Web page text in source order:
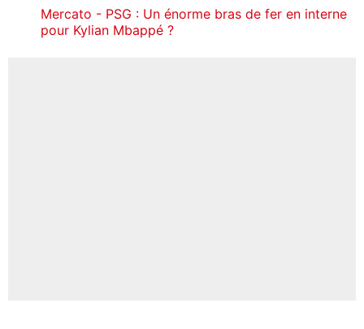
Mercato - PSG : Un énorme bras de fer en interne
pour Kylian Mbappé ?